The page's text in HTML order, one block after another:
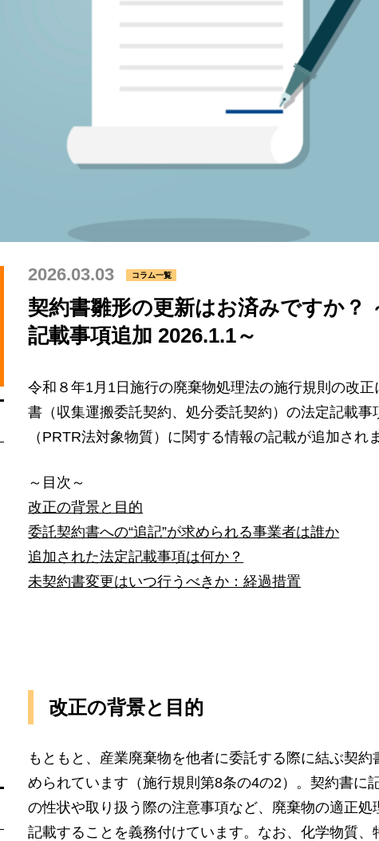
2026.03.03 コラム一覧
契約書雛形の更新はお済みですか？
記載事項追加 2026.1.1～
令和８年1月1日施行の廃棄物処理法の施行規則の改
書（収集運搬委託契約、処分委託契約）の法定記載
（PRTR法対象物質）に関する情報の記載が追加され
～目次～
改正の背景と目的
委託契約書への“追記”が求められる事業者は誰か
追加された法定記載事項は何か？
未契約書変更はいつ行うべきか：経過措置
改正の背景と目的
もともと、産業廃棄物を他者に委託する際に結ぶ契
められています（施行規則第8条の4の2）。契約書に
の性状や取り扱う際の注意事項など、廃棄物の適正
記載することを義務付けています。なお、化学物質